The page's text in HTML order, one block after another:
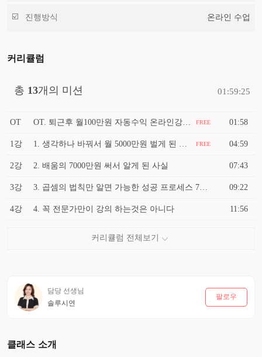
진행방식 온라인 수업
커리큘럼
총 13개의 미션 01:59:25
OT FREE 01:58
1강 FREE 04:59
2강 2. 배움의 7000만원 써서 알게 된 사실 07:43
3강 09:22
4강 4. 꼭 전문가만이 강의 하는것은 아니다 11:56
담당 선생님
솔루시연
팔로우
클래스 소개